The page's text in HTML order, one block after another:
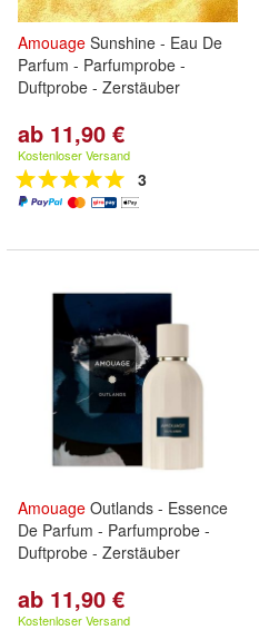
Amouage Sunshine - Eau De
Parfum - Parfumprobe -
Duftprobe - Zerstäuber
ab 11,90 €
Kostenloser Versand
3
Amouage Outlands - Essence
De Parfum - Parfumprobe -
Duftprobe - Zerstäuber
ab 11,90 €
Kostenloser Versand